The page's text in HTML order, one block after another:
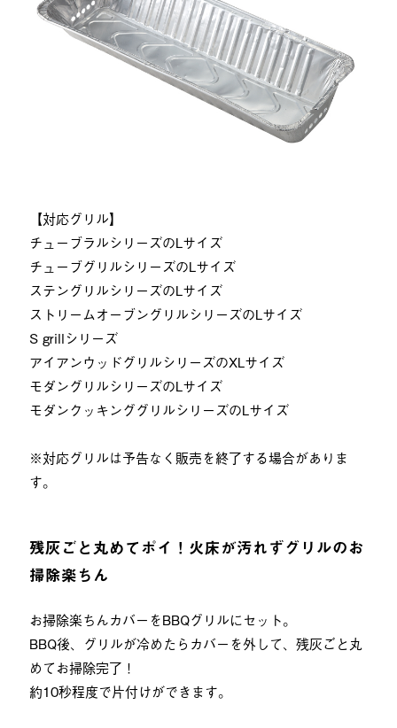
【対応グリル】
チューブラルシリーズのLサイズ
チューブグリルシリーズのLサイズ
ステングリルシリーズのLサイズ
ストリームオーブングリルシリーズのLサイズ
S grillシリーズ
アイアンウッドグリルシリーズのXLサイズ
モダングリルシリーズのLサイズ
モダンクッキンググリルシリーズのLサイズ
※対応グリルは予告なく販売を終了する場合がありま
す。
残灰ごと丸めてポイ！火床が汚れずグリルのお
掃除楽ちん
お掃除楽ちんカバーをBBQグリルにセット。
BBQ後、グリルが冷めたらカバーを外して、残灰ごと丸
めてお掃除完了！
約10秒程度で片付けができます。